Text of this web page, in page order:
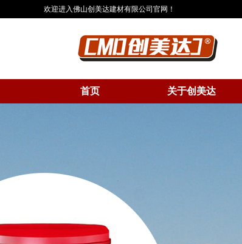
欢迎进入佛山创美达建材有限公司官网！
首页 关于创美达